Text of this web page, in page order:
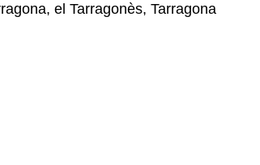
el Tarragonès, Tarragona